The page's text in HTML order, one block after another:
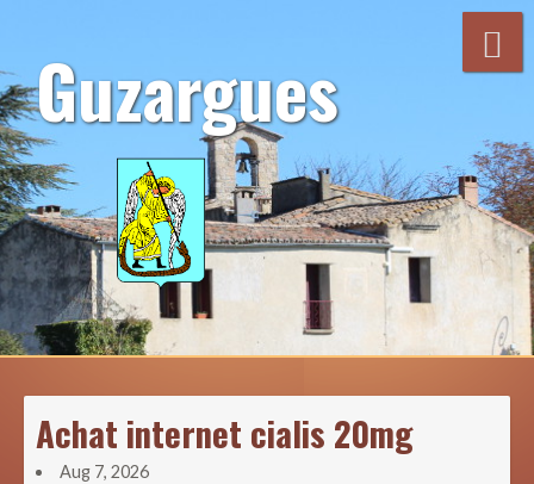
contenuGuzargues
Achat internet cialis 20mg
Aug 7, 2026